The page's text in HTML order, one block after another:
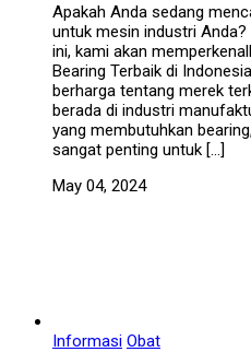
Apakah Anda sedang
untuk mesin industri
ini, kami akan
Bearing Terbaik di
berharga tentang merek
berada di industri
yang membutuhkan
sangat penting untuk […]
May 04, 2024
Informasi Obat